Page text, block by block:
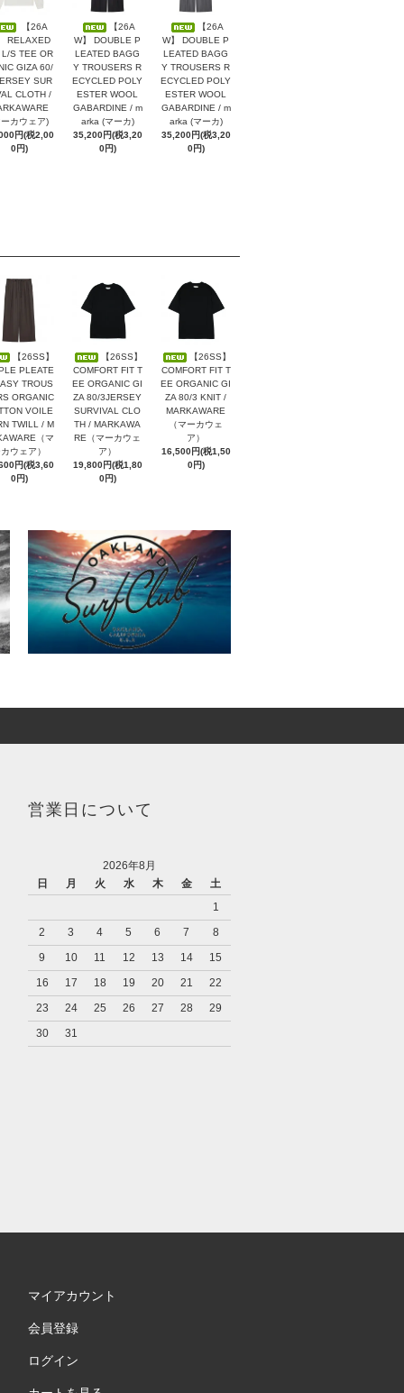
【26A
RELAXED
L/S TEE OR
GIZA 60/
SUR
CLOTH /
カウェア)
円(税2,00
0円)
【26A
W】 DOUBLE P
LEATED BAGG
Y TROUSERS R
ECYCLED POLY
ESTER WOOL
GABARDINE / m
arka (マーカ)
35,200円(税3,20
0円)
【26A
W】 DOUBLE P
LEATED BAGG
Y TROUSERS R
ECYCLED POLY
ESTER WOOL
GABARDINE / m
arka (マーカ)
35,200円(税3,20
0円)
【26SS】
PLEATE
TROUS
ORGANIC
VOILE
TWILL / M
（マ
ウェア）
円(税3,60
0円)
【26SS】
COMFORT FIT T
EE ORGANIC GI
ZA 80/3JERSEY
SURVIVAL CLO
TH / MARKAWA
RE（マーカウェ
ア）
19,800円(税1,80
0円)
【26SS】
COMFORT FIT T
EE ORGANIC GI
ZA 80/3 KNIT /
MARKAWARE
（マーカウェ
ア）
16,500円(税1,50
0円)
営業日について
2026年8月
日
月 火 水 木 金
土
1
2
3 4 5 6 7
8
9
10 11 12 13 14
15
16
17 18 19 20 21
22
23
24 25 26 27 28
29
30
31
マイアカウント
会員登録
ログイン